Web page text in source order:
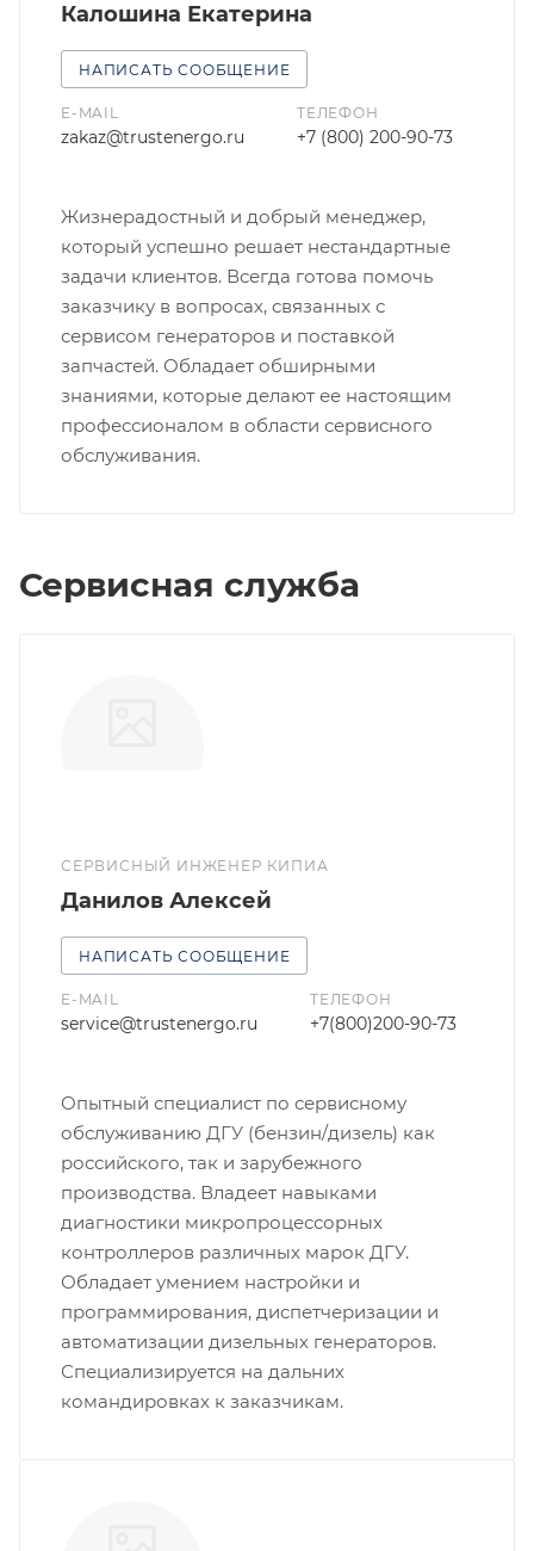
Калошина Екатерина
НАПИСАТЬ СООБЩЕНИЕ
E-MAIL
zakaz@trustenergo.ru
ТЕЛЕФОН
+7 (800) 200-90-73
Жизнерадостный и добрый менеджер,
который успешно решает нестандартные
задачи клиентов. Всегда готова помочь
заказчику в вопросах, связанных с
сервисом генераторов и поставкой
запчастей. Обладает обширными
знаниями, которые делают ее настоящим
профессионалом в области сервисного
обслуживания.
Сервисная служба
СЕРВИСНЫЙ ИНЖЕНЕР КИПИА
Данилов Алексей
НАПИСАТЬ СООБЩЕНИЕ
E-MAIL
service@trustenergo.ru
ТЕЛЕФОН
+7(800)200-90-73
Опытный специалист по сервисному
обслуживанию ДГУ (бензин/дизель) как
российского, так и зарубежного
производства. Владеет навыками
диагностики микропроцессорных
контроллеров различных марок ДГУ.
Обладает умением настройки и
программирования, диспетчеризации и
автоматизации дизельных генераторов.
Специализируется на дальних
командировках к заказчикам.